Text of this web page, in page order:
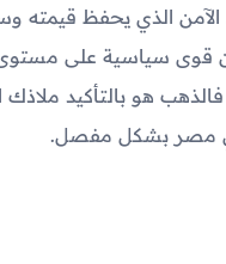
الذي يحفظ قيمته
سياسية على مستوى
هو بالتأكيد ملاذك
مصر بشكل مفصل.